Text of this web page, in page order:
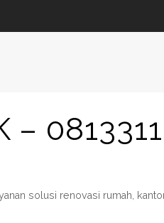
–
solusi renovasi rumah,